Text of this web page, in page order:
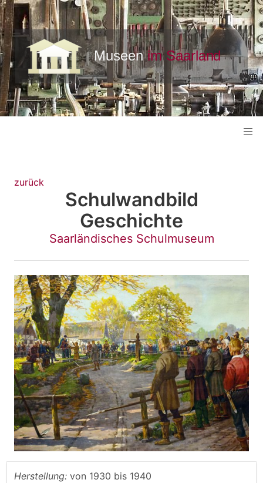
zurück
Schulwandbild
Geschichte
Saarländisches Schulmuseum
Herstellung: von 1930 bis 1940